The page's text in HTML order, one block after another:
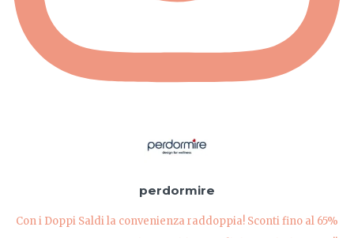
perdormire
Con i Doppi Saldi la convenienza raddoppia! Sconti fino al 65%